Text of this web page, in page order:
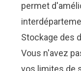
permet
Stockage des
Vous n'avez
vos limites de